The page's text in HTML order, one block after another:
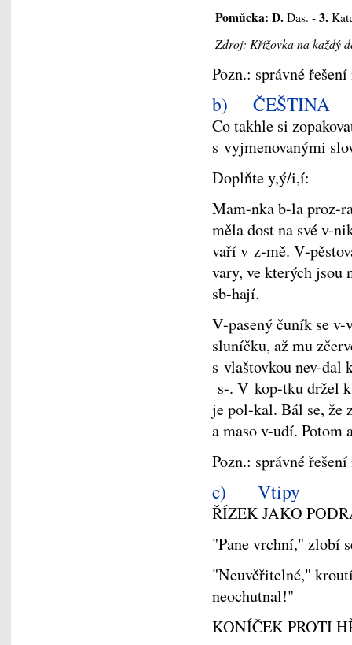
Pomůcka: D.Das. - 3.
Zdroj: Křížovka na každý
Pozn.: správné
b) ČEŠTINA
Co takhle si
s vyjmenovanými
Doplňte y,ý/i,í:
Mam-nka b-la proz-
měla dost na své
vaří v z-mě. V-
vary, ve kterých jsou
sb-hají.
V-pasený čuník se
sluníčku, až mu
s vlaštovkou nev-
s-. V kop-tku držel
je pol-kal. Bál se, že
a maso v-udí. Potom
Pozn.: správné
c) Vtipy
ŘÍZEK JAKO
"Pane vrchní," zlobí
"Neuvěřitelné,"
neochutnal!"
KONÍČEK PROTI